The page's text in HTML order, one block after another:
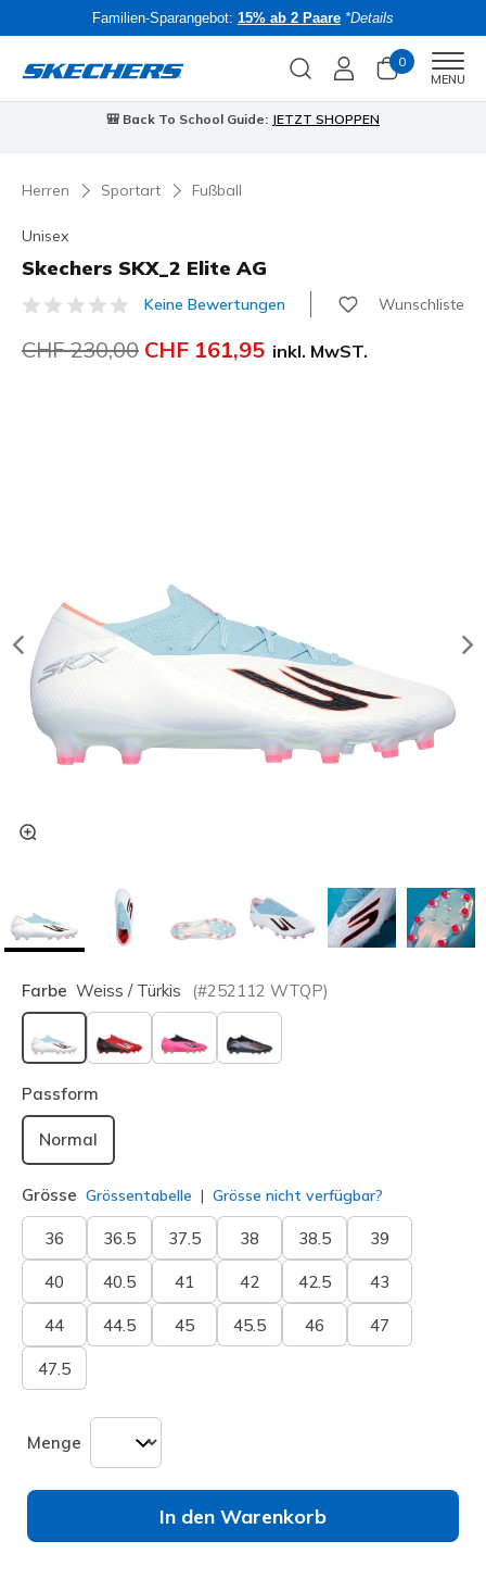
Familien-Sparangebot: 15% ab 2 Paare *Details
0
MENU
🎒 Back To School Guide: JETZT SHOPPEN
Herren Sportart Fußball
Unisex
Skechers SKX_2 Elite AG
5 von 5 Kundenbewertungen
Keine Bewertungen Wunschliste
Reduziert von
CHF 230,00 auf
CHF 161,95 inkl. MwST.
Farbe Weiss / Türkis (#252112 WTQP)
ausgewählt
Passform
Normal
Grösse Grössentabelle Grösse nicht verfügbar?
36 36.5 37.5 38 38.5 39
40 40.5 41 42 42.5 43
44 44.5 45 45.5 46 47
47.5
Menge
In den Warenkorb